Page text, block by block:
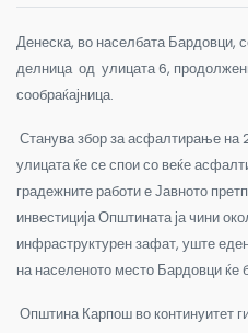
Денеска, во населбата Бардовци,
делница од улицата 6,
сообраќајница.
Станува збор за асфалтирање на
улицата ќе се спои со веќе
градежните работи е Јавното
инвестиција Општината ја чини
инфраструктурен зафат, уште
на населеното место Бардовци ќе
Општина Карпош во континуитет